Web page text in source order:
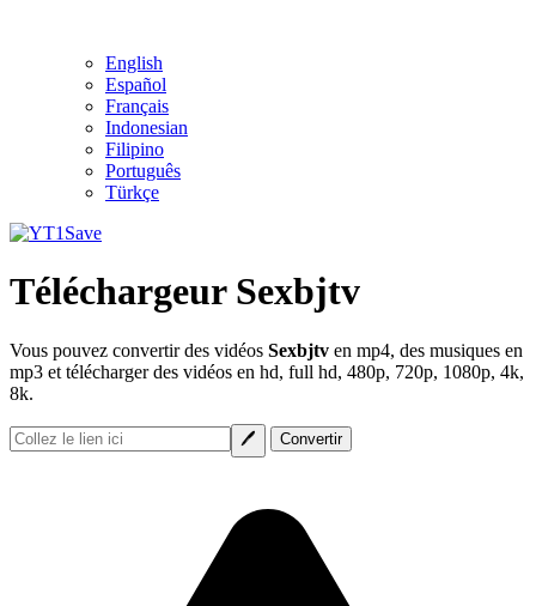
English
Español
Français
Indonesian
Filipino
Português
Türkçe
Téléchargeur Sexbjtv
Vous pouvez convertir des vidéos Sexbjtv en mp4, des musiques en
mp3 et télécharger des vidéos en hd, full hd, 480p, 720p, 1080p, 4k,
8k.